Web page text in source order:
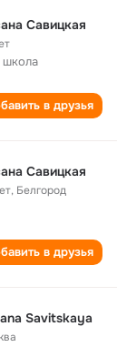
Савицкая
в друзья
Савицкая
, Белгород
в друзья
Savitskaya